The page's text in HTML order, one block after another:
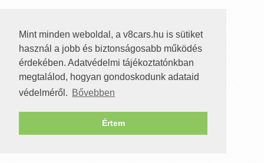
Mint minden weboldal, a v8cars.hu is sütiket
használ a jobb és biztonságosabb működés
érdekében. Adatvédelmi tájékoztatónkban
megtalálod, hogyan gondoskodunk adataid
védelméről. Bővebben
Értem